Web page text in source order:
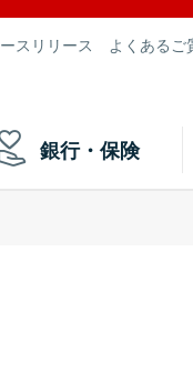
スリリース よくある
銀行・保険